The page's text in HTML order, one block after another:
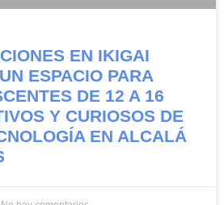
EN IKIGAI
ESPACIO PARA
DE 12 A 16
Y CURIOSOS DE
EN ALCALÁ